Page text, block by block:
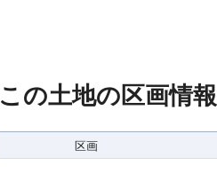
この土地の区画情報
区画